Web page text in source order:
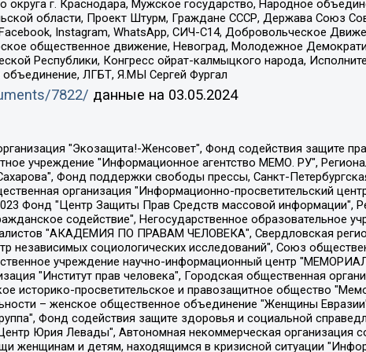
округа г. Краснодара, Мужское государство, Народное
области, Проект Штурм, Граждане СССР, Держава Союз
Instagram, WhatsApp, СИЧ-С14, Добровольческое
общественное движение, Невоград, Молодежное
Республики, Конгресс ойрат-калмыцкого народа,
объединение, ЛГБТ, Я.МЫ Сергей Фургал
7822/ данные на 03.05.2024
Некоммерческая организация Фонд "Правовая инициатива", Общество с ограниченной ответственностью "Радио Свободная Европа/Радио Свобода", Чешское информационное агентство "MEDIUM-ORIENT", Красноярская региональная общественная организация "Мы против СПИДа", Камалягин Денис Николаевич, Маркелов Сергей Евгеньевич, Пономарев Лев Александрович, Савицкая Людмила Алексеевна, Автономная некоммерческая организация "Центр по работе с проблемой насилия "НАСИЛИЮ.НЕТ", Межрегиональный профессиональный союз работников здравоохранения "Альянс врачей", Юридическое лицо, зарегистрированное в Латвийской Республике, SIA "Medusa Project" (регистрационный номер 40103797863, дата регистрации 10.06.2014), Некоммерческая организация "Фонд по борьбе с коррупцией", Автономная некоммерческая организация "Институт права и публичной политики", Баданин Роман Сергеевич, Гликин Максим Александрович, Железнова Мария Михайловна, Лукьянова Юлия Сергеевна, Маетная Елизавета Витальевна, Маняхин Петр Борисович, Чуракова Ольга Владимировна, Ярош Юлия Петровна, Юридическое лицо "The Insider SIA", зарегистрированное в Риге, Латвийская Республика (дата регистрации 26.06.2015), являющееся администратором доменного имени интернет-издания "The Insider SIA", https://theins.ru, Постернак Алексей Евгеньевич, Рубин Михаил Аркадьевич, Анин Роман Александрович, Юридическое лицо Istories fonds, зарегистрированное в Латвийской Республике (регистрационный номер 50008295751, дата регистрации 24.02.2020), Великовский Дмитрий Александрович, Долинина Ирина Николаевна, Мароховская Алеся Алексеевна, Шлейнов Роман Юрьевич, Шмагун Олеся Валентиновна, Общество с ограниченной ответственностью "Альтаир 2021", Общество с ограниченной ответственностью "Вега 2021", Общество с ограниченной ответственностью "Главный редактор 2021", Общество с ограниченной ответственностью "Ромашки монолит", Важенков Артем Валерьевич, Ивановская областная общественная организация "Центр гендерных исследований", Гурман Юрий Альбертович, Медиапроект "ОВД-Инфо", Егоров Владимир Владимирович, Жилинский Владимир Александрович, Общество с ограниченной ответственностью "ЗП", Иванова София Юрьевна, Карезина Инна Павловна, Кильтау Екатерина Викторовна, Петров Алексей Викторович, Пискунов Сергей Евгеньевич, Смирнов Сергей Сергеевич, Тихонов Михаил Сергеевич, Общество с ограниченной ответственностью "ЖУРНАЛИСТ-ИНОСТРАННЫЙ АГЕНТ", Арапова Галина Юрьевна, Вольтская Татьяна Анатольевна, Американская компания "Mason G.E.S. Anonymous Foundation" (США), являющаяся владельцем интернет-издания https://mnews.world/, Компания "Stichting Bellingcat", зарегистрированная в Нидерландах (дата регистрации 11.07.2018), Захаров Андрей Вячеславович, Клепиковская Екатерина Дмитриевна, Общество с ограниченной ответственностью "МЕМО", Перл Роман Александрович, Симонов Евгений Алексеевич, Соловьева Елена Анатольевна, Сотников Даниил Владимирович, Сурначева Елизавета Дмитриевна, Автономная некоммерческая организация по защите прав человека и информированию населения "Якутия – Наше Мнение", Общество с ограниченной ответственностью "Москоу диджитал медиа", с 26.01.2023 Общество с ограниченной ответственностью "Чайка Белые сады", Ветошкина Валерия Валерьевна, Заговора Максим Александрович, Межрегиональное общественное движение "Российская ЛГБТ - сеть", Оленичев Максим Владимирович, Павлов Иван Юрьевич, Скворцова Елена Сергеевна, Общество с ограниченной ответственностью "Как бы инагент", Кочетков Игорь Викторович, Общество с ограниченной ответственностью "Честные выборы", Еланчик Олег Александрович, Общество с ограниченной ответственностью "Нобелевский призыв", Гималова Регина Эмилевна, Григорьев Андрей Валерьевич, Григорьева Алина Александровна, Ассоциация по содействию защите прав призывников, альтернативнослужащих и военнослужащих "Правозащитная группа